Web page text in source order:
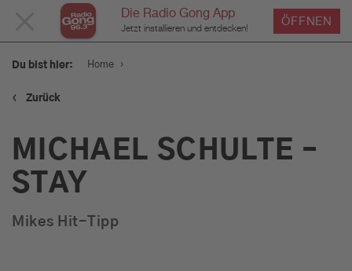
Die Radio Gong App
Jetzt installieren und entdecken!
ÖFFNEN
SCHLIESSEN
Programm
Werbung
Du bist hier: Home ›
‹ Zurück
MICHAEL SCHULTE –
STAY
Mikes Hit-Tipp